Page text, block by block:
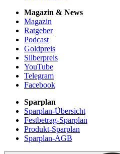
Magazin & News
Magazin
Ratgeber
Podcast
Goldpreis
Silberpreis
YouTube
Telegram
Facebook
Sparplan
Sparplan-Übersicht
Festbetrag-Sparplan
Produkt-Sparplan
Sparplan-AGB